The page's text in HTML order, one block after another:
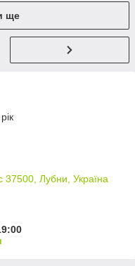
ще
37500, Лубни, Україна